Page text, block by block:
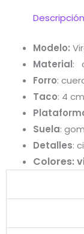
Descripción
Modelo:
Material:
Forro:
Taco: 4
Suela:
Detalles:
Colores: